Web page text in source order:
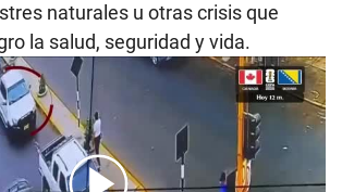
naturales u otras crisis que
la salud, seguridad y vida.